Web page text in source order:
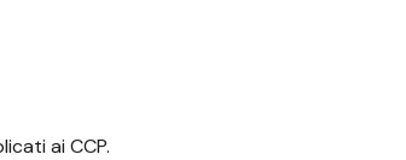
ai CCP.